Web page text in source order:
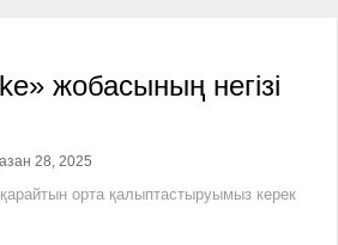
жобасының негізі
28, 2025
орта қалыптастыруымыз керек